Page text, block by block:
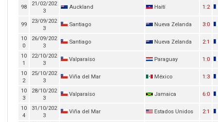
98
21/02/202
3
Auckland Haití 1:2
99
23/09/202
3
Santiago Nueva Zelanda 3:0
10
0
26/09/202
3
Santiago Nueva Zelanda 2:1
10
1
22/10/202
3
Valparaíso Paraguay 1:0
10
2
25/10/202
3
Viña del Mar México 1:3
10
3
28/10/202
3
Valparaíso Jamaica 6:0
10
4
31/10/202
3
Viña del Mar Estados Unidos 2:1